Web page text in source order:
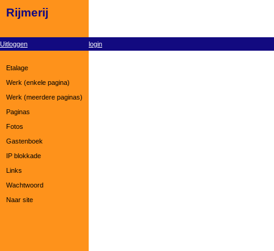
Rijmerij
Uitloggen login
Etalage
Werk (enkele pagina)
Werk (meerdere paginas)
Paginas
Fotos
Gastenboek
IP blokkade
Links
Wachtwoord
Naar site